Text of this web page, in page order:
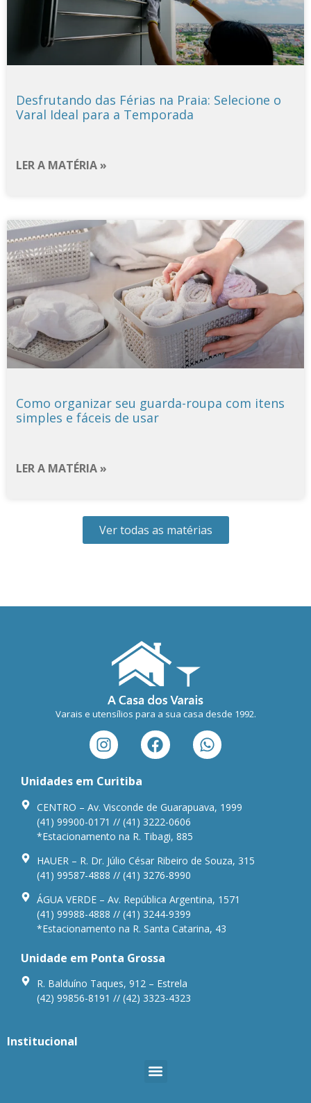
Desfrutando das Férias na Praia: Selecione o
Varal Ideal para a Temporada
LER A MATÉRIA »
Como organizar seu guarda-roupa com itens
simples e fáceis de usar
LER A MATÉRIA »
Ver todas as matérias
Varais e utensílios para a sua casa desde 1992.
Unidades em Curitiba
CENTRO – Av. Visconde de Guarapuava, 1999
(41) 99900-0171 // (41) 3222-0606
*Estacionamento na R. Tibagi, 885
HAUER – R. Dr. Júlio César Ribeiro de Souza, 315
(41) 99587-4888 // (41) 3276-8990
ÁGUA VERDE – Av. República Argentina, 1571
(41) 99988-4888 // (41) 3244-9399
*Estacionamento na R. Santa Catarina, 43
Unidade em Ponta Grossa
R. Balduíno Taques, 912 – Estrela
(42) 99856-8191 // (42) 3323-4323
Institucional